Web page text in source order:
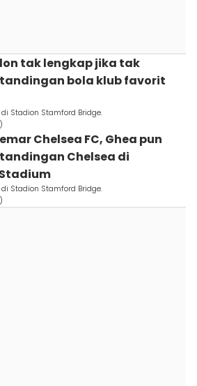
tak lengkap jika tak
bola klub favorit
Stadion Stamford Bridge.
Chelsea FC, Ghea pun
Chelsea di
Stadion Stamford Bridge.